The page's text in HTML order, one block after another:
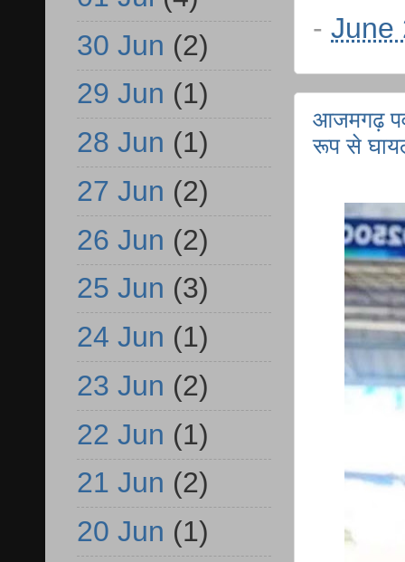
- June
आजमगढ़
रूप से
30 Jun (2)
29 Jun (1)
28 Jun (1)
27 Jun (2)
26 Jun (2)
25 Jun (3)
24 Jun (1)
23 Jun (2)
22 Jun (1)
21 Jun (2)
20 Jun (1)